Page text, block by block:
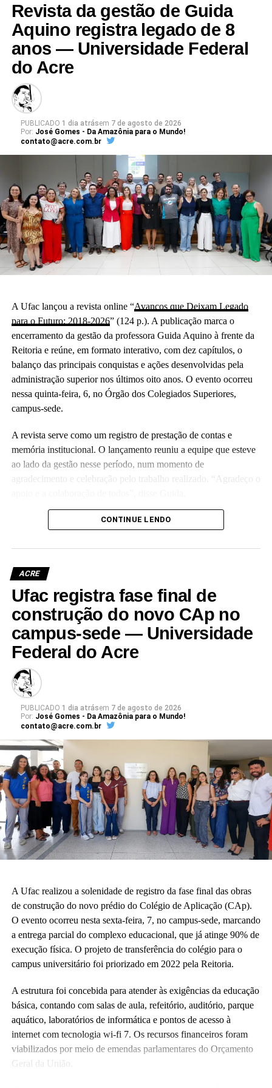
Revista da gestão de Guida
Aquino registra legado de 8
anos — Universidade Federal
do Acre
PUBLICADO 1 dia atrásem 7 de agosto de 2026
Por: José Gomes - Da Amazônia para o Mundo!
contato@acre.com.br
A Ufac lançou a revista online “Avanços que Deixam Legado
para o Futuro: 2018-2026” (124 p.). A publicação marca o
encerramento da gestão da professora Guida Aquino à frente da
Reitoria e reúne, em formato interativo, com dez capítulos, o
balanço das principais conquistas e ações desenvolvidas pela
administração superior nos últimos oito anos. O evento ocorreu
nessa quinta-feira, 6, no Órgão dos Colegiados Superiores,
campus-sede.
A revista serve como um registro de prestação de contas e
memória institucional. O lançamento reuniu a equipe que esteve
ao lado da gestão nesse período, num momento de
agradecimento e celebração pelo trabalho realizado. “Agradeço o
(Camila Barbosa, estagiária Ascom/Ufac)
Leia Mais: UFAC
CONTINUE LENDO
ACRE
Ufac registra fase final de
construção do novo CAp no
campus-sede — Universidade
Federal do Acre
PUBLICADO 1 dia atrásem 7 de agosto de 2026
Por: José Gomes - Da Amazônia para o Mundo!
contato@acre.com.br
A Ufac realizou a solenidade de registro da fase final das obras
de construção do novo prédio do Colégio de Aplicação (CAp).
O evento ocorreu nesta sexta-feira, 7, no campus-sede, marcando
a entrega parcial do complexo educacional, que já atinge 90% de
execução física. O projeto de transferência do colégio para o
campus universitário foi priorizado em 2022 pela Reitoria.
A estrutura foi concebida para atender às exigências da educação
básica, contando com salas de aula, refeitório, auditório, parque
aquático, laboratórios de informática e pontos de acesso à
internet com tecnologia wi-fi 7. Os recursos financeiros foram
viabilizados por meio de emendas parlamentares do Orçamento
Geral da União.